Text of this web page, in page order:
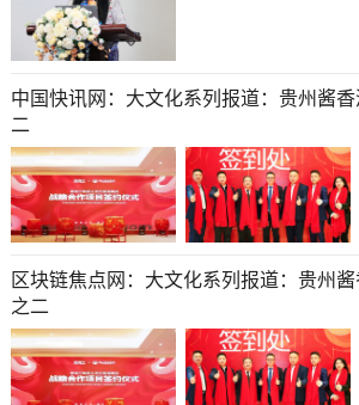
中国快讯网：大文化系列报道：贵州酱
二
区块链焦点网：大文化系列报道：贵州
之二